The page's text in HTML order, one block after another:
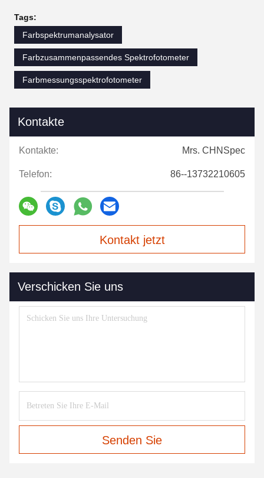
Tags:
Farbspektrumanalysator
Farbzusammenpassendes Spektrofotometer
Farbmessungsspektrofotometer
Kontakte
Kontakte: Mrs. CHNSpec
Telefon: 86--13732210605
Kontakt jetzt
Verschicken Sie uns
Senden Sie